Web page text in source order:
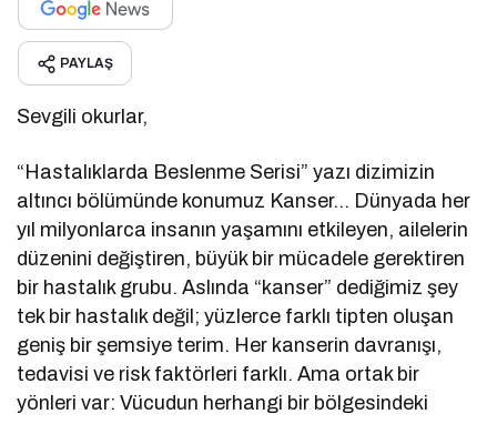
PAYLAŞ
Sevgili okurlar,
“Hastalıklarda Beslenme Serisi” yazı dizimizin
altıncı bölümünde konumuz Kanser… Dünyada her
yıl milyonlarca insanın yaşamını etkileyen, ailelerin
düzenini değiştiren, büyük bir mücadele gerektiren
bir hastalık grubu. Aslında “kanser” dediğimiz şey
tek bir hastalık değil; yüzlerce farklı tipten oluşan
geniş bir şemsiye terim. Her kanserin davranışı,
tedavisi ve risk faktörleri farklı. Ama ortak bir
yönleri var: Vücudun herhangi bir bölgesindeki